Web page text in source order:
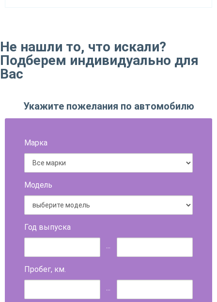
Не нашли то, что искали?
Подберем индивидуально для
Вас
Укажите пожелания по автомобилю
Марка
Модель
Год выпуска
...
Пробег, км.
...